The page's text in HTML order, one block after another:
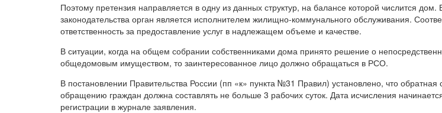
Поэтому претензия направляется в одну из данных структур, на балансе которой числится дом.
законодательства орган является исполнителем жилищно-коммунального обслуживания.
ответственность за предоставление услуг в надлежащем объеме и качестве.
В ситуации, когда на общем собрании собственниками дома принято решение о
общедомовым имуществом, то заинтересованное лицо должно обращаться в РСО.
В постановлении Правительства России (пп «к» пункта №31 Правил) установлено, что обратная
обращению граждан должна составлять не больше 3 рабочих суток. Дата исчисления
регистрации в журнале заявления.